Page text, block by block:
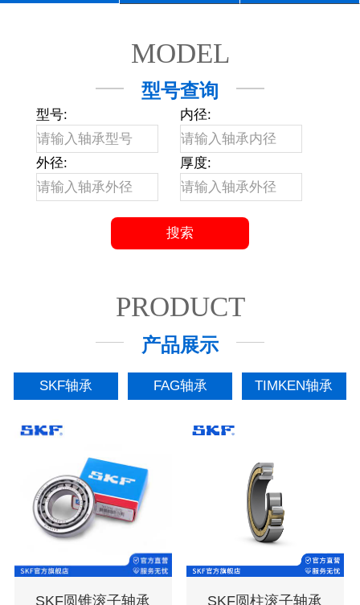
MODEL
型号查询
型号: 内径:
外径: 厚度:
PRODUCT
产品展示
SKF轴承 FAG轴承 TIMKEN轴承
SKF圆锥滚子轴承 SKF圆柱滚子轴承